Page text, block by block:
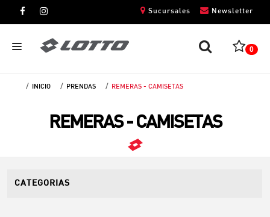
Newsletter
Sucursales
0
INICIO PRENDAS REMERAS - CAMISETAS
REMERAS - CAMISETAS
CATEGORIAS